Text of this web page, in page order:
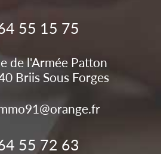
55 15 75
de l'Armée Patton
Briis Sous Forges
55 72 63